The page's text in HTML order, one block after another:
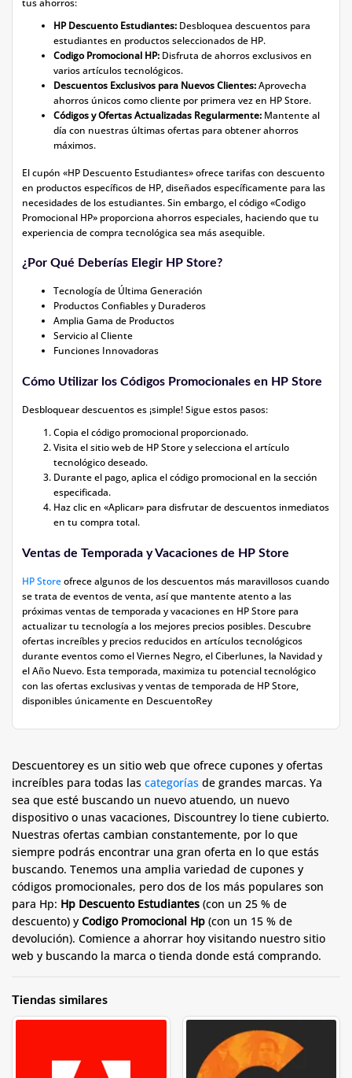
tus ahorros:
HP Descuento Estudiantes: Desbloquea descuentos para
estudiantes en productos seleccionados de HP.
Codigo Promocional HP: Disfruta de ahorros exclusivos en
varios artículos tecnológicos.
Descuentos Exclusivos para Nuevos Clientes:Aprovecha
ahorros únicos como cliente por primera vez en HP Store.
Códigos y Ofertas Actualizadas Regularmente: Mantente al
día con nuestras últimas ofertas para obtener ahorros
máximos.
El cupón «HP Descuento Estudiantes» ofrece tarifas con descuento
en productos específicos de HP, diseñados específicamente para las
necesidades de los estudiantes. Sin embargo, el código «Codigo
Promocional HP» proporciona ahorros especiales, haciendo que tu
experiencia de compra tecnológica sea más asequible.
¿Por Qué Deberías Elegir HP Store?
Tecnología de Última Generación
Productos Confiables y Duraderos
Amplia Gama de Productos
Servicio al Cliente
Funciones Innovadoras
Cómo Utilizar los Códigos Promocionales en HP Store
Desbloquear descuentos es ¡simple! Sigue estos pasos:
Copia el código promocional proporcionado.
Visita el sitio web de HP Store y selecciona el artículo
tecnológico deseado.
Durante el pago, aplica el código promocional en la sección
especificada.
Haz clic en «Aplicar» para disfrutar de descuentos inmediatos
en tu compra total.
Ventas de Temporada y Vacaciones de HP Store
HP Storeofrece algunos de los descuentos más maravillosos cuando
se trata de eventos de venta, así que mantente atento a las
próximas ventas de temporada y vacaciones en HP Store para
actualizar tu tecnología a los mejores precios posibles. Descubre
ofertas increíbles y precios reducidos en artículos tecnológicos
durante eventos como el Viernes Negro, el Ciberlunes, la Navidad y
el Año Nuevo. Esta temporada, maximiza tu potencial tecnológico
con las ofertas exclusivas y ventas de temporada de HP Store,
disponibles únicamente en DescuentoRey
Descuentorey es un sitio web que ofrece cupones y ofertas
increíbles para todas las categorías de grandes marcas. Ya
sea que esté buscando un nuevo atuendo, un nuevo
dispositivo o unas vacaciones, Discountrey lo tiene cubierto.
Nuestras ofertas cambian constantemente, por lo que
siempre podrás encontrar una gran oferta en lo que estás
buscando. Tenemos una amplia variedad de cupones y
códigos promocionales, pero dos de los más populares son
para Hp: Hp Descuento Estudiantes (con un 25 % de
descuento) y Codigo Promocional Hp (con un 15 % de
devolución). Comience a ahorrar hoy visitando nuestro sitio
web y buscando la marca o tienda donde está comprando.
Tiendas similares